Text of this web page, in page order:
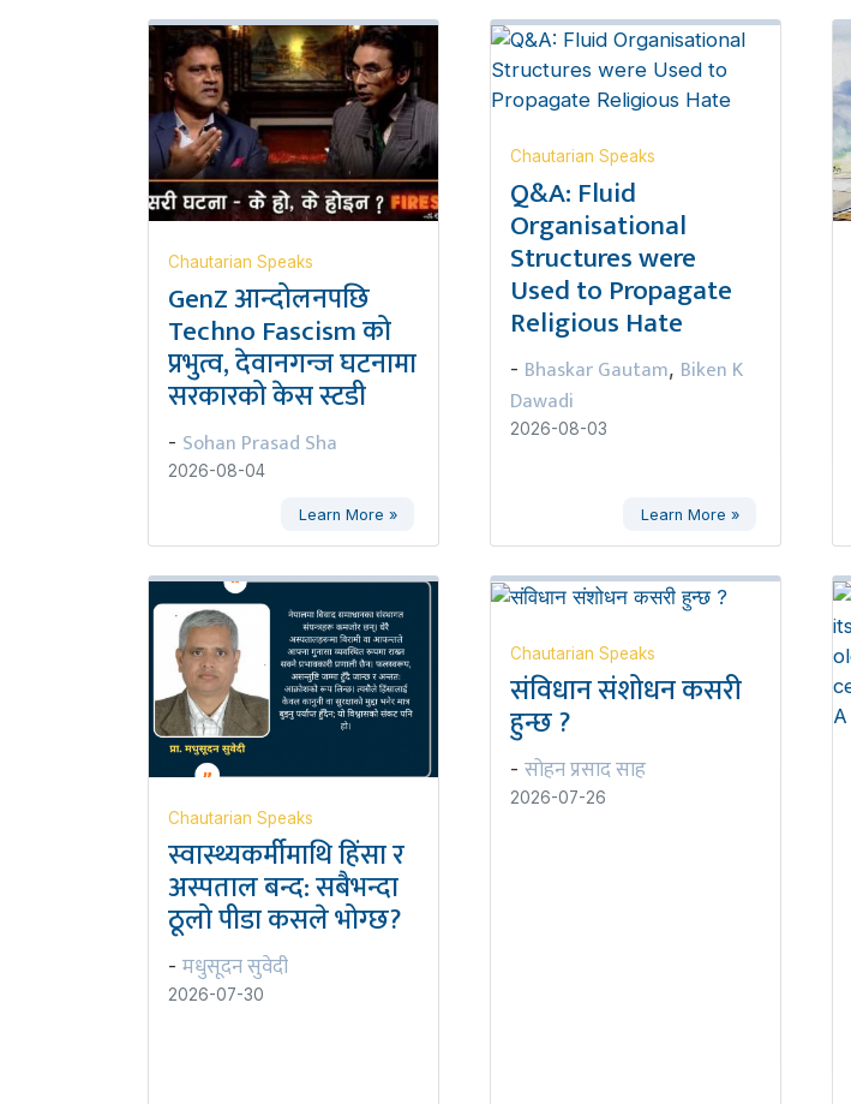
Chautarian Speaks
GenZ आन्दोलनपछि
Techno Fascism को
प्रभुत्व, देवानगन्ज घटनामा
सरकारको केस स्टडी
- Sohan Prasad Sha
2026-08-04
Learn More »
Chautarian Speaks
Q&A: Fluid
Organisational
Structures were
Used to Propagate
Religious Hate
- Bhaskar Gautam, Biken K
Dawadi
2026-08-03
Learn More »
Chautarian Speaks
स्वास्थ्यकर्मीमाथि हिंसा र
अस्पताल बन्द: सबैभन्दा
ठूलो पीडा कसले भोग्छ?
- मधुसूदन सुवेदी
2026-07-30
Chautarian Speaks
संविधान संशोधन कसरी
हुन्छ ?
- सोहन प्रसाद साह
2026-07-26